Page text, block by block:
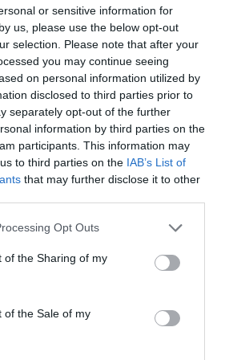
or sensitive information for
us, please use the below opt-out
selection. Please note that after your
you may continue seeing
on personal information utilized by
disclosed to third parties prior to
separately opt-out of the further
information by third parties on the
participants. This information may
to third parties on the IAB’s List of
that may further disclose it to other
Opt Outs
of the Sharing of my
of the Sale of my
de problemele LGBTQ+,
din partea
cu cea a senatorului
consideră că inițiativa
di Mercogliano este
că este chiar
este încă
clare la adresa Madonei, așa
să vedem în multe procesiuni
și toleranță, dar uitând să
– continuă liderul grupului